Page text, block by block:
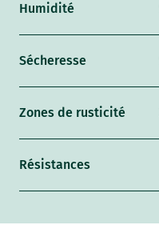
Humidité
Sécheresse
Zones de rusticité
Résistances